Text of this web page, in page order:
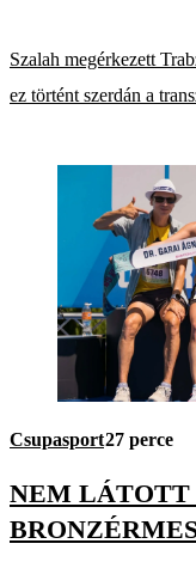
Szalah megérkezett
ez történt szerdán a
Csupasport27 perce
NEM LÁTOTT